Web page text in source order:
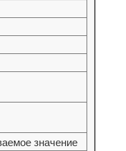
значение